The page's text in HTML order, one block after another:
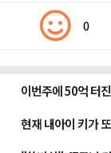
0